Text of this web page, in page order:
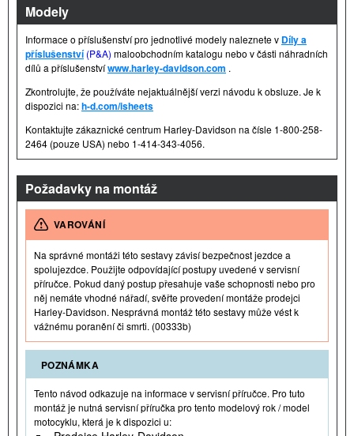
Modely
Informace o příslušenství pro jednotlivé modely naleznete v Díly a
příslušenství(P&A) maloobchodním katalogu nebo v části náhradních
dílů a příslušenstvíwww.harley-davidson.com .
Zkontrolujte, že používáte nejaktuálnější verzi návodu k obsluze. Je k
dispozici na:h-d.com/isheets
Kontaktujte zákaznické centrum Harley-Davidson na čísle 1-800-258-
2464 (pouze USA) nebo 1-414-343-4056.
Požadavky na montáž
VAROVÁNÍ
Na správné montáži této sestavy závisí bezpečnost jezdce a
spolujezdce. Použijte odpovídající postupy uvedené v servisní
příručce. Pokud daný postup přesahuje vaše schopnosti nebo pro
něj nemáte vhodné nářadí, svěřte provedení montáže prodejci
Harley-Davidson. Nesprávná montáž této sestavy může vést k
vážnému poranění či smrti. (00333b)
POZNÁMKA
Tento návod odkazuje na informace v servisní příručce. Pro tuto
montáž je nutná servisní příručka pro tento modelový rok / model
motocyklu, která je k dispozici u: